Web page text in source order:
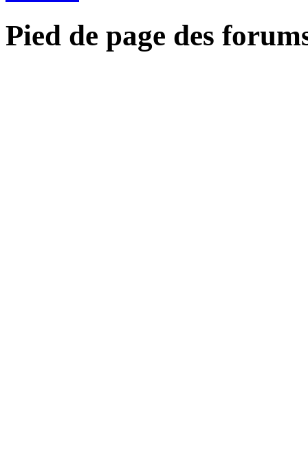
Pied de page des